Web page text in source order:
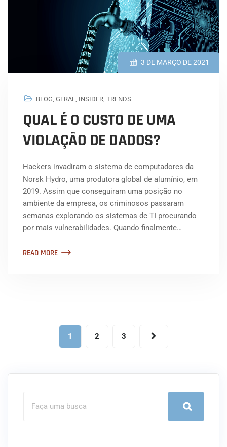
3 DE MARÇO DE 2021
BLOG, GERAL, INSIDER, TRENDS
QUAL É O CUSTO DE UMA
VIOLAÇÃO DE DADOS?
Hackers invadiram o sistema de computadores da
Norsk Hydro, uma produtora global de alumínio, em
2019. Assim que conseguiram uma posição no
ambiente da empresa, os criminosos passaram
semanas explorando os sistemas de TI procurando
por mais vulnerabilidades. Quando finalmente…
READ MORE
1 2 3